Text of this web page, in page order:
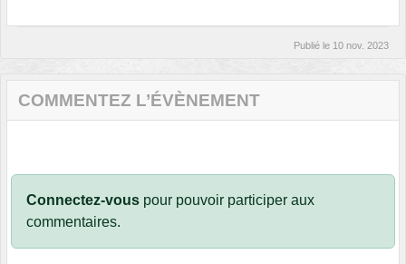
Publié le 10 nov. 2023
COMMENTEZ L’ÉVÈNEMENT
Connectez-vous pour pouvoir participer aux
commentaires.